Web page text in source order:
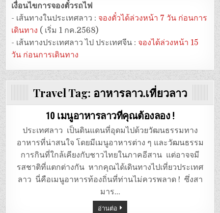
เงื่อนไขการจองตั๋วรถไฟ
- เส้นทางในประเทศลาว : จองตั๋วได้ล่วงหน้า 7 วัน ก่อนการ
เดินทาง ( เริ่ม 1 กค.2568)
- เส้นทางประเทศลาว ไป ประเทศจีน : จองได้ล่วงหน้า 15
วัน ก่อนการเดินทาง
Travel Tag: อาหารลาว.เที่ยวลาว
10 เมนูอาหารลาวที่คุณต้องลอง !
ประเทศลาว เป็นดินแดนที่อุดมไปด้วยวัฒนธรรมทาง
อาหารที่น่าสนใจ โดยมีเมนูอาหารต่าง ๆ และวัฒนธรรม
การกินที่ใกล้เคียงกับชาวไทยในภาคอีสาน แต่อาจจมี
รสชาติที่แตกต่างกัน หากคุณได้เดินทางไปเที่ยวประเทศ
ลาว นี่คือเมนูอาหารท้องถิ่นที่ท่านไม่ควรพลาด ! ซึ่งสา
มาร…
อ่านต่อ